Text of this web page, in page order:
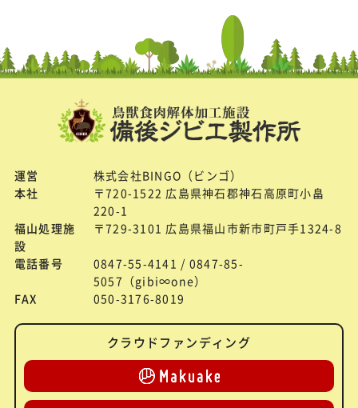
運営
株式会社BINGO（ビンゴ）
本社
〒720-1522 広島県神石郡神石高原町小畠
220-1
福山処理施
設
〒729-3101 広島県福山市新市町戸手1324-8
電話番号
0847-55-4141 / 0847-85-
5057（gibi∞one）
FAX
050-3176-8019
クラウドファンディング